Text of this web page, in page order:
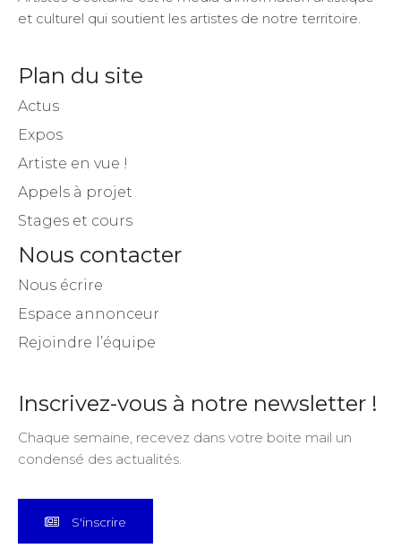
et culturel qui soutient les artistes de notre territoire.
Plan du site
Actus
Expos
Artiste en vue !
Appels à projet
Stages et cours
Nous contacter
Nous écrire
Espace annonceur
Rejoindre l’équipe
Inscrivez-vous à notre newsletter !
Chaque semaine, recevez dans votre boite mail un
condensé des actualités.
S'inscrire